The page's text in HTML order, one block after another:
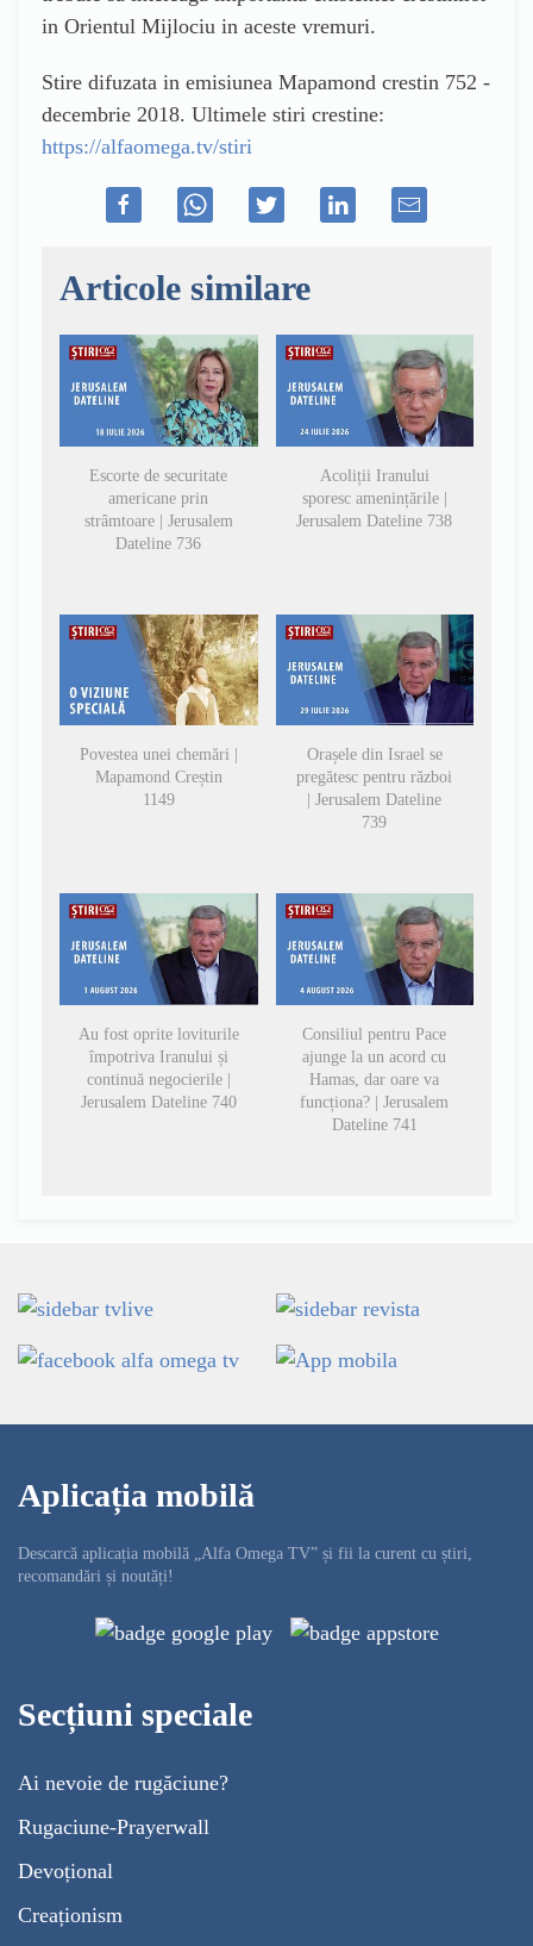
in Orientul Mijlociu in aceste vremuri.
Stire difuzata in emisiunea Mapamond crestin 752 -
decembrie 2018. Ultimele stiri crestine:
https://alfaomega.tv/stiri
Articole similare
Escorte de securitate
americane prin
strâmtoare | Jerusalem
Dateline 736
Acoliții Iranului
sporesc amenințările |
Jerusalem Dateline 738
Povestea unei chemări |
Mapamond Creștin
1149
Orașele din Israel se
pregătesc pentru război
| Jerusalem Dateline
739
Au fost oprite loviturile
împotriva Iranului și
continuă negocierile |
Jerusalem Dateline 740
Consiliul pentru Pace
ajunge la un acord cu
Hamas, dar oare va
funcționa? | Jerusalem
Dateline 741
Aplicația mobilă
Descarcă aplicația mobilă „Alfa Omega TV” și fii la curent cu știri,
recomandări și noutăți!
Secțiuni speciale
Ai nevoie de rugăciune?
Rugaciune-Prayerwall
Devoțional
Creaționism